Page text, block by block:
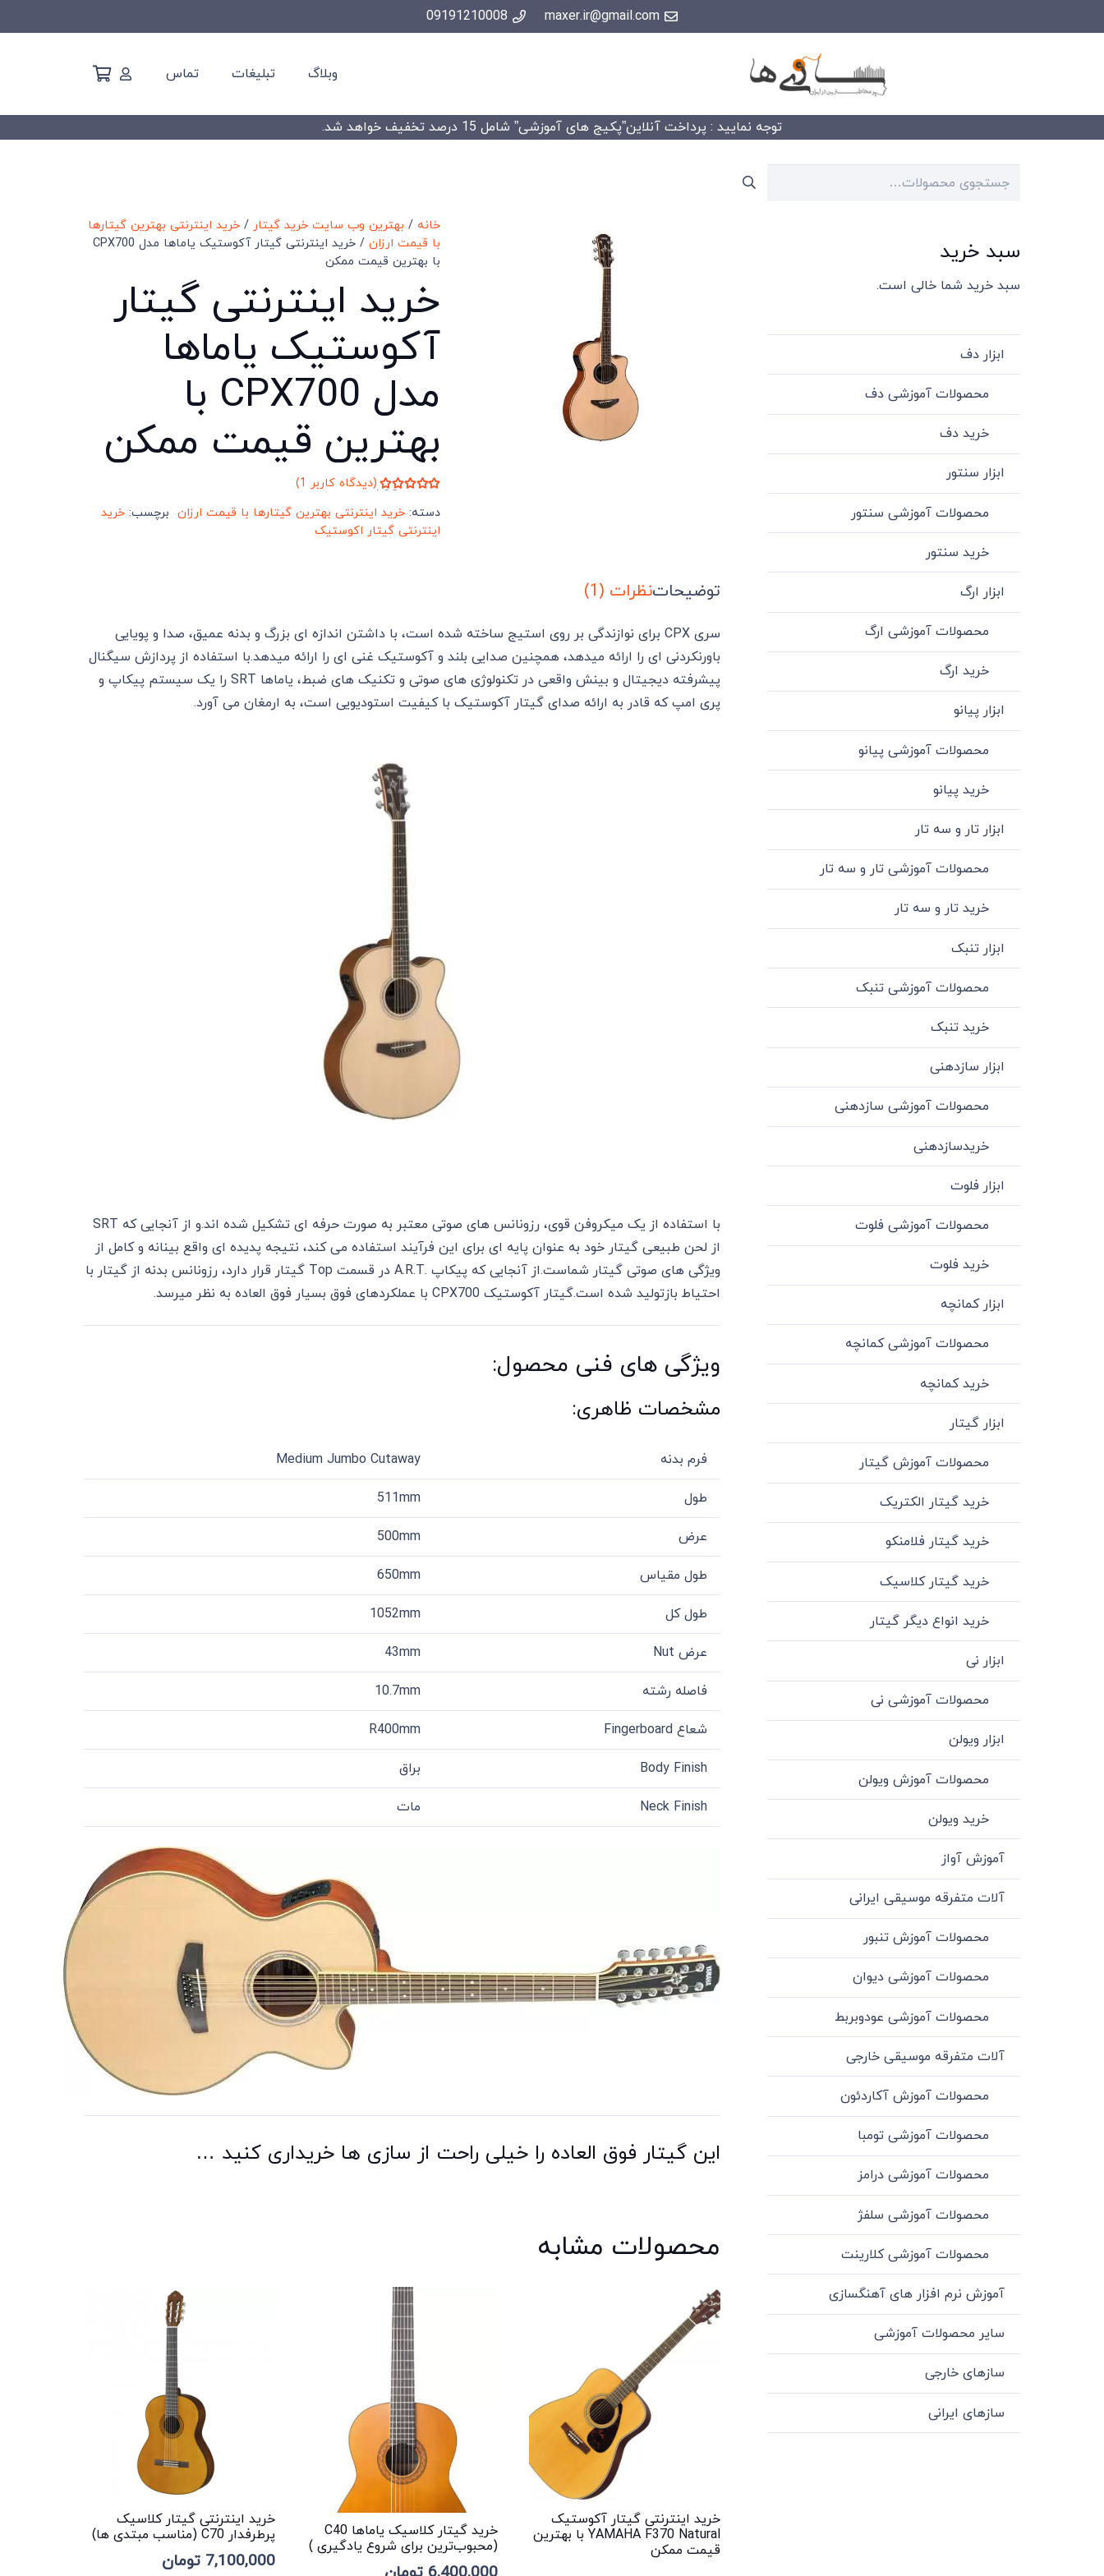
maxer.ir@gmail.com
09191210008
وبلاگ تبلیغات تماس
توجه نمایید : پرداخت آنلاین”پکیج های آموزشی” شامل 15 درصد تخفیف خواهد شد.
خانه / بهترین وب سایت خرید گیتار/ خرید اینترنتی بهترین گیتارها
با قیمت ارزان
/ خرید اینترنتی گیتار آکوستیک یاماها مدل CPX700
با بهترین قیمت ممکن
خرید اینترنتی گیتار
آکوستیک یاماها
مدل CPX700 با
بهترین قیمت ممکن
1مشتری
(دیدگاه کاربر 1
)
دسته: خرید اینترنتی بهترین گیتارها با قیمت ارزان برچسب: خرید
اینترنتی گیتار اکوستیک
توضیحاتنظرات (1)
سری CPX برای نوازندگی بر روی استیج ساخته شده است، با داشتن اندازه ای بزرگ و بدنه عمیق، صدا و پویایی
باورنکردنی ای را ارائه میدهد، همچنین صدایی بلند و آکوستیک غنی ای را ارائه میدهد.با استفاده از پردازش سیگنال
پیشرفته دیجیتال و بینش واقعی در تکنولوژی های صوتی و تکنیک های ضبط، یاماها SRT را یک سیستم پیکاپ و
پری امپ که قادر به ارائه صدای گیتار آکوستیک با کیفیت استودیویی است، به ارمغان می آورد.
با استفاده از یک میکروفن قوی، رزونانس های صوتی معتبر به صورت حرفه ای تشکیل شده اند.و از آنجایی که SRT
از لحن طبیعی گیتار خود به عنوان پایه ای برای این فرآیند استفاده می کند، نتیجه پدیده ای واقع بینانه و کامل از
ویژگی های صوتی گیتار شماست.از آنجایی که پیکاپ .A.R.T در قسمت Top گیتار قرار دارد، رزونانس بدنه از گیتار با
احتیاط بازتولید شده است.گیتار آکوستیک CPX700 با عملکردهای فوق بسیار فوق العاده به نظر میرسد.
ویژگی های فنی محصول:
مشخصات ظاهری:
فرم بدنه Medium Jumbo Cutaway
طول 511mm
عرض 500mm
طول مقیاس 650mm
طول کل 1052mm
عرض Nut 43mm
فاصله رشته 10.7mm
شعاع Fingerboard R400mm
Body Finish براق
Neck Finish مات
این گیتار فوق العاده را خیلی راحت از سازی ها خریداری کنید …
محصولات مشابه
خرید اینترنتی گیتار آکوستیک
YAMAHA F370 Natural با بهترین
قیمت ممکن
خرید گیتار کلاسیک یاماها C40
(محبوب‌ترین برای شروع یادگیری )
خرید اینترنتی گیتار کلاسیک
پرطرفدار C70 (مناسب مبتدی ها)
7,100,000 تومان
جستجو
سبد خرید
سبد خرید شما خالی است.
ابزار دف
محصولات آموزشی دف
خرید دف
ابزار سنتور
محصولات آموزشی سنتور
خرید سنتور
ابزار ارگ
محصولات آموزشی ارگ
خرید ارگ
ابزار پیانو
محصولات آموزشی پیانو
خرید پیانو
ابزار تار و سه تار
محصولات آموزشی تار و سه تار
خرید تار و سه تار
ابزار تنبک
محصولات آموزشی تنبک
خرید تنبک
ابزار سازدهنی
محصولات آموزشی سازدهنی
خریدسازدهنی
ابزار فلوت
محصولات آموزشی فلوت
خرید فلوت
ابزار کمانچه
محصولات آموزشی کمانچه
خرید کمانچه
ابزار گیتار
محصولات آموزش گیتار
خرید گیتار الکتریک
خرید گیتار فلامنکو
خرید گیتار کلاسیک
خرید انواع دیگر گیتار
ابزار نی
محصولات آموزشی نی
ابزار ویولن
محصولات آموزش ویولن
خرید ویولن
آموزش آواز
آلات متفرقه موسیقی ایرانی
محصولات آموزش تنبور
محصولات آموزشی دیوان
محصولات آموزشی عودوبربط
آلات متفرقه موسیقی خارجی
محصولات آموزش آکاردئون
محصولات آموزشی تومبا
محصولات آموزشی درامز
محصولات آموزشی سلفژ
محصولات آموزشی کلارینت
آموزش نرم افزار های آهنگسازی
سایر محصولات آموزشی
سازهای خارجی
سازهای ایرانی